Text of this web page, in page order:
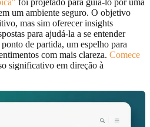
foi projetado para guiá-lo por uma
um ambiente seguro. O objetivo
mas sim oferecer insights
para ajudá-la a se entender
de partida, um espelho para
com mais clareza. Comece
significativo em direção à